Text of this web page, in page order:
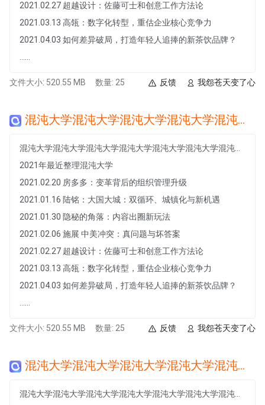
2021.02.27 超越设计：佐藤可士和创意工作方法论
2021.03.13 高瓴：数字化转型，重估企业核心竞争力
2021.04.03 如何差异破局，打造年轻人追捧的新茶饮品牌？
文件大小: 520.55 MB 数量: 25 我怨苍天变了心
反馈
混沌大学混沌大学混沌大学混沌大学混沌大学混沌大学混沌大学混沌大学混沌大学混沌大学混沌大学混沌大学
2021年最近整理混沌大学
2021.02.20 房多多：变革背后的组织管理升级
2021.01.16 陆铭：大国大城：双循环、城镇化与新机遇
2021.01.30 隐秘的角落：内容出圈新玩法
2021.02.06 施展 中美冲突：真问题与坏答案
2021.02.27 超越设计：佐藤可士和创意工作方法论
2021.03.13 高瓴：数字化转型，重估企业核心竞争力
2021.04.03 如何差异破局，打造年轻人追捧的新茶饮品牌？
文件大小: 520.55 MB 数量: 25 我怨苍天变了心
反馈
混沌大学混沌大学混沌大学混沌大学混沌大学混沌大学混沌大学混沌大学混沌大学混沌大学混沌大学混沌大学